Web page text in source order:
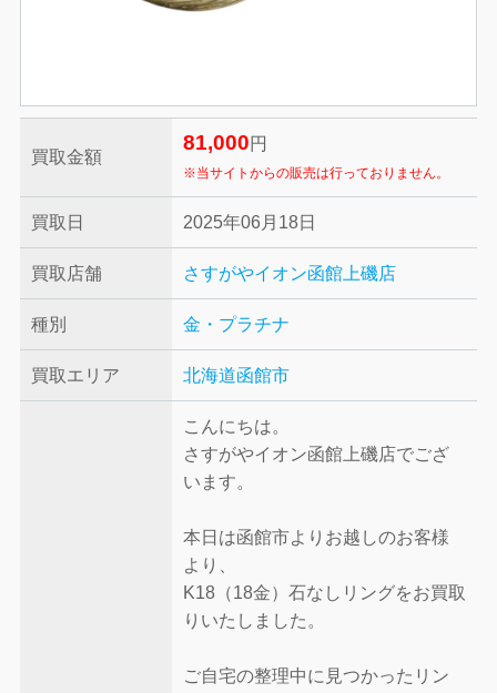
買取金額
81,000 円
※当サイトからの販売は行っておりません。
買取日 2025年06月18日
買取店舗 さすがやイオン函館上磯店
種別 金・プラチナ
買取エリア 北海道函館市
こんにちは。
さすがやイオン函館上磯店でござ
います。
本日は函館市よりお越しのお客様
より、
K18（18金）石なしリングをお買取
りいたしました。
ご自宅の整理中に見つかったリン